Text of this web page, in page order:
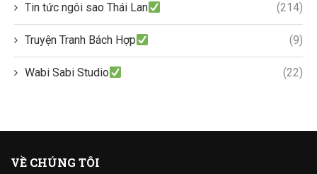
Tin tức ngôi sao Thái Lan (214)
Truyện Tranh Bách Hợp (9)
Wabi Sabi Studio (22)
VỀ CHÚNG TÔI